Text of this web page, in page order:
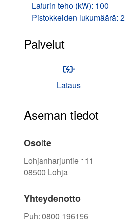
Laturin teho (kW): 100
Pistokkeiden lukumäärä: 2
Palvelut
Lataus
Aseman tiedot
Osoite
Lohjanharjuntie 111
08500 Lohja
Yhteydenotto
Puh: 0800 196196